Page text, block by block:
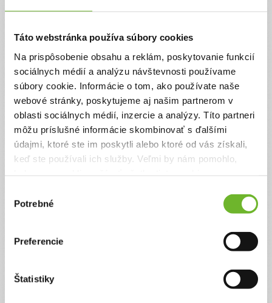
Táto webstránka používa súbory cookies
Na prispôsobenie obsahu a reklám, poskytovanie funkcií
sociálnych médií a analýzu návštevnosti používame
súbory cookie. Informácie o tom, ako používate naše
webové stránky, poskytujeme aj našim partnerom v
oblasti sociálnych médií, inzercie a analýzy. Títo partneri
môžu príslušné informácie skombinovať s ďalšími
údajmi, ktoré ste im poskytli alebo ktoré od vás získali,
keď ste používali ich služby. Veľmi by nám pomohlo,
súhlasu
Potrebné
Preferencie
Štatistiky
Jednorazový Pravidelný
Pomôžte nám pomáhať
Vďaka Vášmu príspevku môžeme príjemcom
sprostredkovať dary v plnej výške a zároveň pomôžete
pokryť prevádzkové náklady na chod našej neziskovej
organizácie.
Suma Anonymne?
€
Celková suma
2 €
Zadajte svoje údaje